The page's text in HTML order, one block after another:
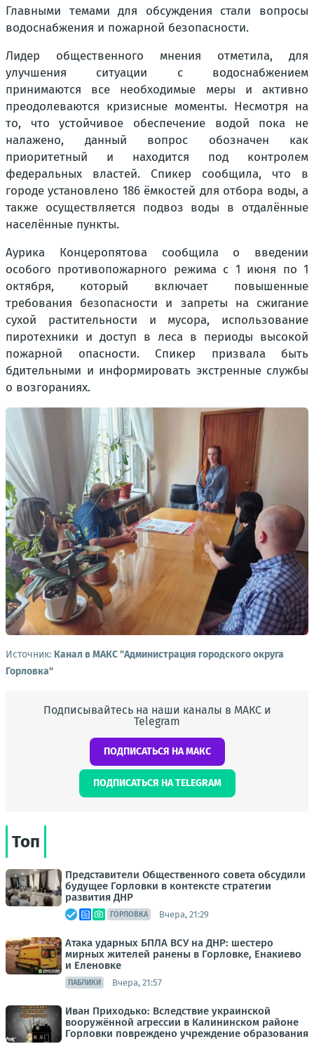
Главными темами для обсуждения стали вопросы
водоснабжения и пожарной безопасности.
Лидер общественного мнения отметила, для
улучшения ситуации с водоснабжением
принимаются все необходимые меры и активно
преодолеваются кризисные моменты. Несмотря на
то, что устойчивое обеспечение водой пока не
налажено, данный вопрос обозначен как
приоритетный и находится под контролем
федеральных властей. Спикер сообщила, что в
городе установлено 186 ёмкостей для отбора воды, а
также осуществляется подвоз воды в отдалённые
населённые пункты.
Аурика Концеропятова сообщила о введении
особого противопожарного режима с 1 июня по 1
октября, который включает повышенные
требования безопасности и запреты на сжигание
сухой растительности и мусора, использование
пиротехники и доступ в леса в периоды высокой
пожарной опасности. Спикер призвала быть
бдительными и информировать экстренные службы
о возгораниях.
Источник: Канал в МАКС "Администрация городского округа
Горловка"
Подписывайтесь на наши каналы в МАКС и
Telegram
ПОДПИСАТЬСЯ НА МАКС
ПОДПИСАТЬСЯ НА TELEGRAM
Топ
Представители Общественного совета обсудили
будущее Горловки в контексте стратегии
развития ДНР
ГОРЛОВКА Вчера, 21:29
Атака ударных БПЛА ВСУ на ДНР: шестеро
мирных жителей ранены в Горловке, Енакиево
и Еленовке
ПАБЛИКИ Вчера, 21:57
Иван Приходько: Вследствие украинской
вооружённой агрессии в Калининском районе
Горловки повреждено учреждение образования